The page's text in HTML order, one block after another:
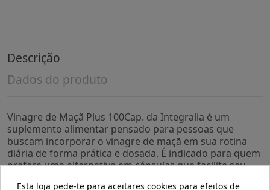
Descrição
Dados do produto
Vinagre de Maçã Plus 100Cap. da Integralia é um
suplemento alimentar pensado para pessoas que
buscam incorporar o vinagre de maçã em sua rotina
diária de forma prática e dosada. É indicado para quem
prefere uma alternativa em cápsulas que facilite seu
Esta loja pede-te para aceitares cookies para efeitos de